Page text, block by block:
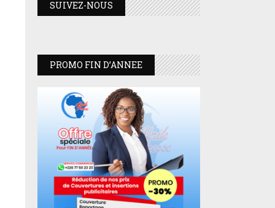
SUIVEZ-NOUS
PROMO FIN D’ANNEE